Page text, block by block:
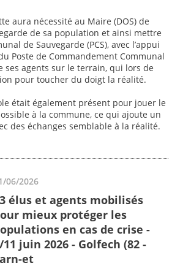
aura nécessité au Maire (DOS) de
de sa population et ainsi mettre
de Sauvegarde (PCS), avec l’appui
Poste de Commandement Communal
ses agents sur le terrain, qui lors de
pour toucher du doigt la réalité.
était également présent pour jouer le
à la commune, ce qui ajoute un
des échanges semblable à la réalité.
06/2026
élus et agents mobilisés
mieux protéger les
en cas de crise -
11 juin 2026 - Golfech (82 -
et